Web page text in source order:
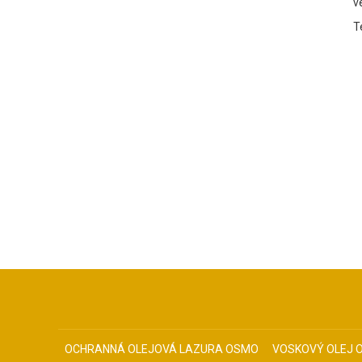
OCHRANNÁ OLEJOVÁ LAZURA OSMO VOSKOVÝ OLEJ